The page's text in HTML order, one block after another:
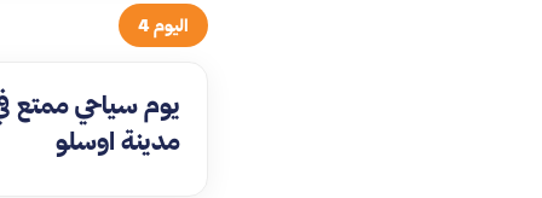
اليوم 4
يوم سياحي ممتع
مدينة اوسلو